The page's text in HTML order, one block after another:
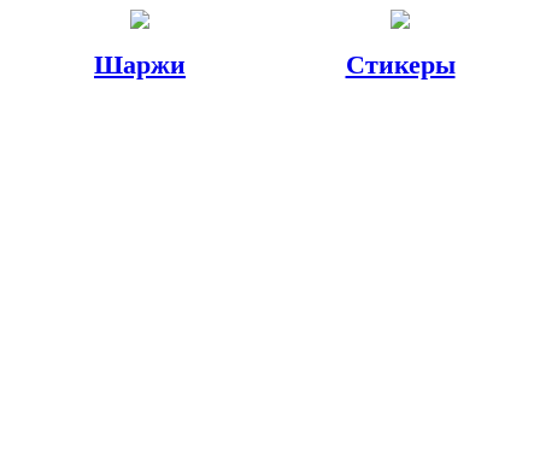
Шаржи Стикеры